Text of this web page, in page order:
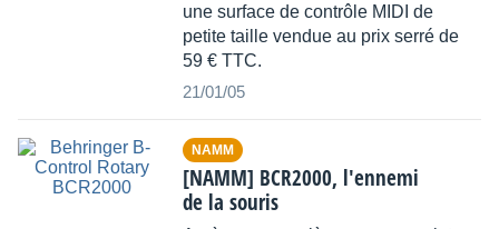
une surface de contrôle MIDI de
petite taille vendue au prix serré de
59 € TTC.
21/01/05
NAMM
[NAMM] BCR2000, l'ennemi
de la souris